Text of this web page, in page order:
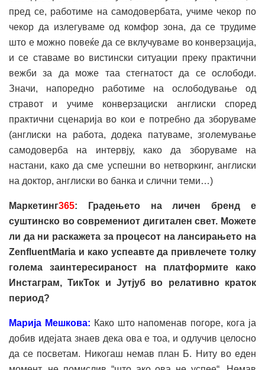
пред се, работиме на самодовербата, учиме чекор по
чекор да излегуваме од комфор зона, да се трудиме
што е можно повеќе да се вклучуваме во конверзација,
и се ставаме во вистински ситуации преку практични
вежби за да може таа стегнатост да се ослободи.
Значи, напоредно работиме на ослободување од
стравот и учиме конверзациски англиски според
практични сценарија во кои е потребно да зборуваме
(англиски на работа, додека патуваме, зголемување
самодоверба на интервју, како да зборуваме на
настани, како да сме успешни во нетворкинг, англиски
на доктор, англиски во банка и слични теми…)
Маркетинг365: Градењето на личен бренд е
суштинско во современиот дигитален свет. Можете
ли да ни раскажета за процесот на лансирањето на
ZenfluentMaria и како успеавте да привлечете толку
голема заинтересираност на платформите како
Инстаграм, ТикТок и Јутјуб во релативно краток
период?
Марија Мешкова: Како што напоменав погоре, кога ја
добив идејата знаев дека ова е тоа, и одлучив целосно
да се посветам. Никогаш немав план Б. Ниту во еден